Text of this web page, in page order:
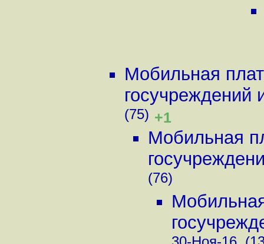
Мобильная
госучреждений
(75) +1
Мобильная
(76)